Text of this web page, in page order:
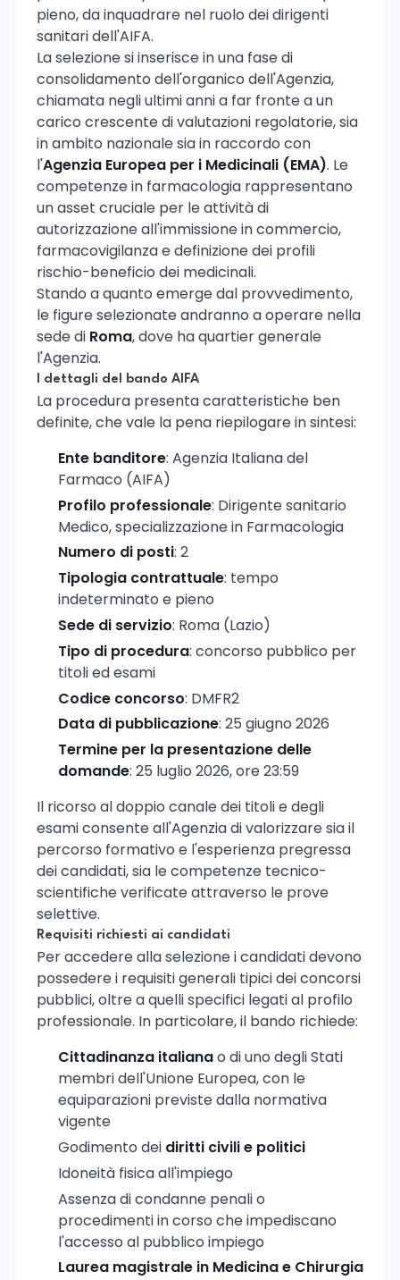
pieno, da inquadrare nel ruolo dei dirigenti
sanitari dell'AIFA.
La selezione si inserisce in una fase di
consolidamento dell'organico dell'Agenzia,
chiamata negli ultimi anni a far fronte a un
carico crescente di valutazioni regolatorie, sia
in ambito nazionale sia in raccordo con
l'Agenzia Europea per i Medicinali (EMA). Le
competenze in farmacologia rappresentano
un asset cruciale per le attività di
autorizzazione all'immissione in commercio,
farmacovigilanza e definizione dei profili
rischio-beneficio dei medicinali.
Stando a quanto emerge dal provvedimento,
le figure selezionate andranno a operare nella
sede di Roma, dove ha quartier generale
l'Agenzia.
I dettagli del bando AIFA
La procedura presenta caratteristiche ben
definite, che vale la pena riepilogare in sintesi:
Ente banditore: Agenzia Italiana del
Farmaco (AIFA)
Profilo professionale: Dirigente sanitario
Medico, specializzazione in Farmacologia
Numero di posti: 2
Tipologia contrattuale: tempo
indeterminato e pieno
Sede di servizio: Roma (Lazio)
Tipo di procedura: concorso pubblico per
titoli ed esami
Codice concorso: DMFR2
Data di pubblicazione: 25 giugno 2026
Termine per la presentazione delle
domande: 25 luglio 2026, ore 23:59
Il ricorso al doppio canale dei titoli e degli
esami consente all'Agenzia di valorizzare sia il
percorso formativo e l'esperienza pregressa
dei candidati, sia le competenze tecnico-
scientifiche verificate attraverso le prove
selettive.
Requisiti richiesti ai candidati
Per accedere alla selezione i candidati devono
possedere i requisiti generali tipici dei concorsi
pubblici, oltre a quelli specifici legati al profilo
professionale. In particolare, il bando richiede:
Cittadinanza italianao di uno degli Stati
membri dell'Unione Europea, con le
equiparazioni previste dalla normativa
vigente
Godimento dei diritti civili e politici
Idoneità fisica all'impiego
Assenza di condanne penali o
procedimenti in corso che impediscano
l'accesso al pubblico impiego
Laurea magistrale in Medicina e Chirurgia